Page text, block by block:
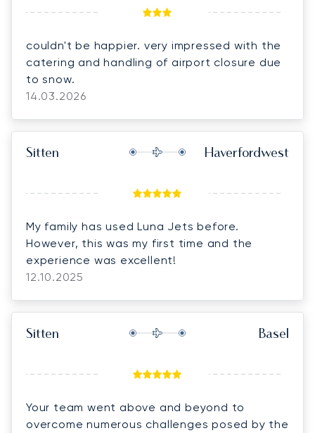
couldn't be happier. very impressed with the
catering and handling of airport closure due
to snow.
14.03.2026
Sitten Haverfordwest
My family has used Luna Jets before.
However, this was my first time and the
experience was excellent!
12.10.2025
Sitten Basel
Your team went above and beyond to
overcome numerous challenges posed by the